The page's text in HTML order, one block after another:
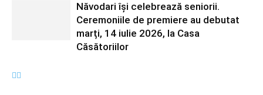
Năvodari își celebrează seniorii.
Ceremoniile de premiere au debutat
marți, 14 iulie 2026, la Casa
Căsătoriilor